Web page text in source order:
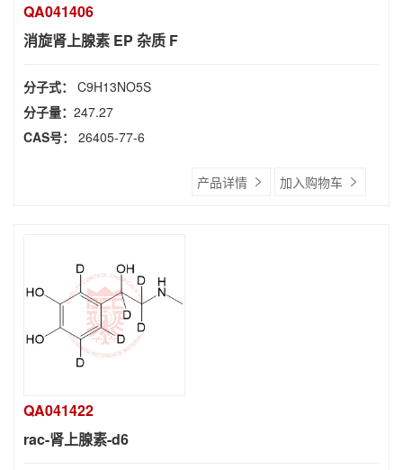
QA041406
消旋肾上腺素 EP 杂质 F
分子式： C9H13NO5S
分子量： 247.27
CAS号：
26405-77-6
产品详情 加入购物车
QA041422
rac-肾上腺素-d6